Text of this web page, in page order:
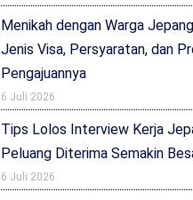
Menikah dengan Warga
Jenis Visa, Persyaratan, dan
Pengajuannya
6 Juli 2026
Tips Lolos Interview Kerja
Peluang Diterima Semakin
6 Juli 2026